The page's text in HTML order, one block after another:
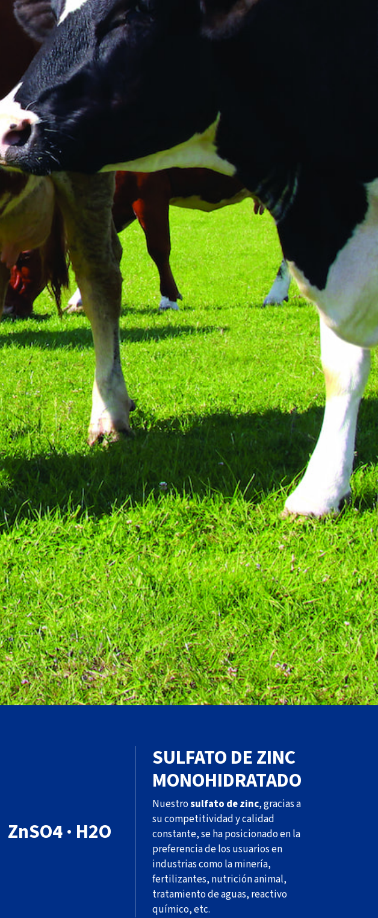
ZnSO4 · H2O
SULFATO DE ZINC
MONOHIDRATADO
Nuestrosulfato de zinc, gracias a
su competitividad y calidad
constante, se ha posicionado en la
preferencia de los usuarios en
industrias como la minería,
fertilizantes, nutrición animal,
tratamiento de aguas, reactivo
químico, etc.